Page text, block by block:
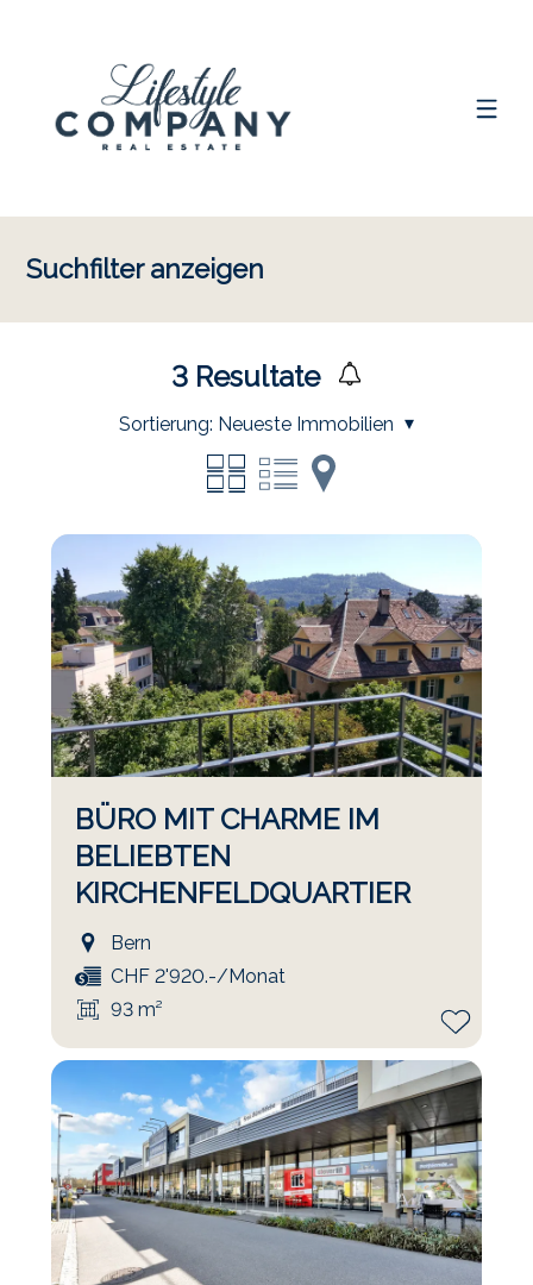
Suchfilter anzeigen
3Resultate
Sortierung: Neueste Immobilien
BÜRO MIT CHARME IM
BELIEBTEN
KIRCHENFELDQUARTIER
Bern
CHF 2'920.-/Monat
93 m²